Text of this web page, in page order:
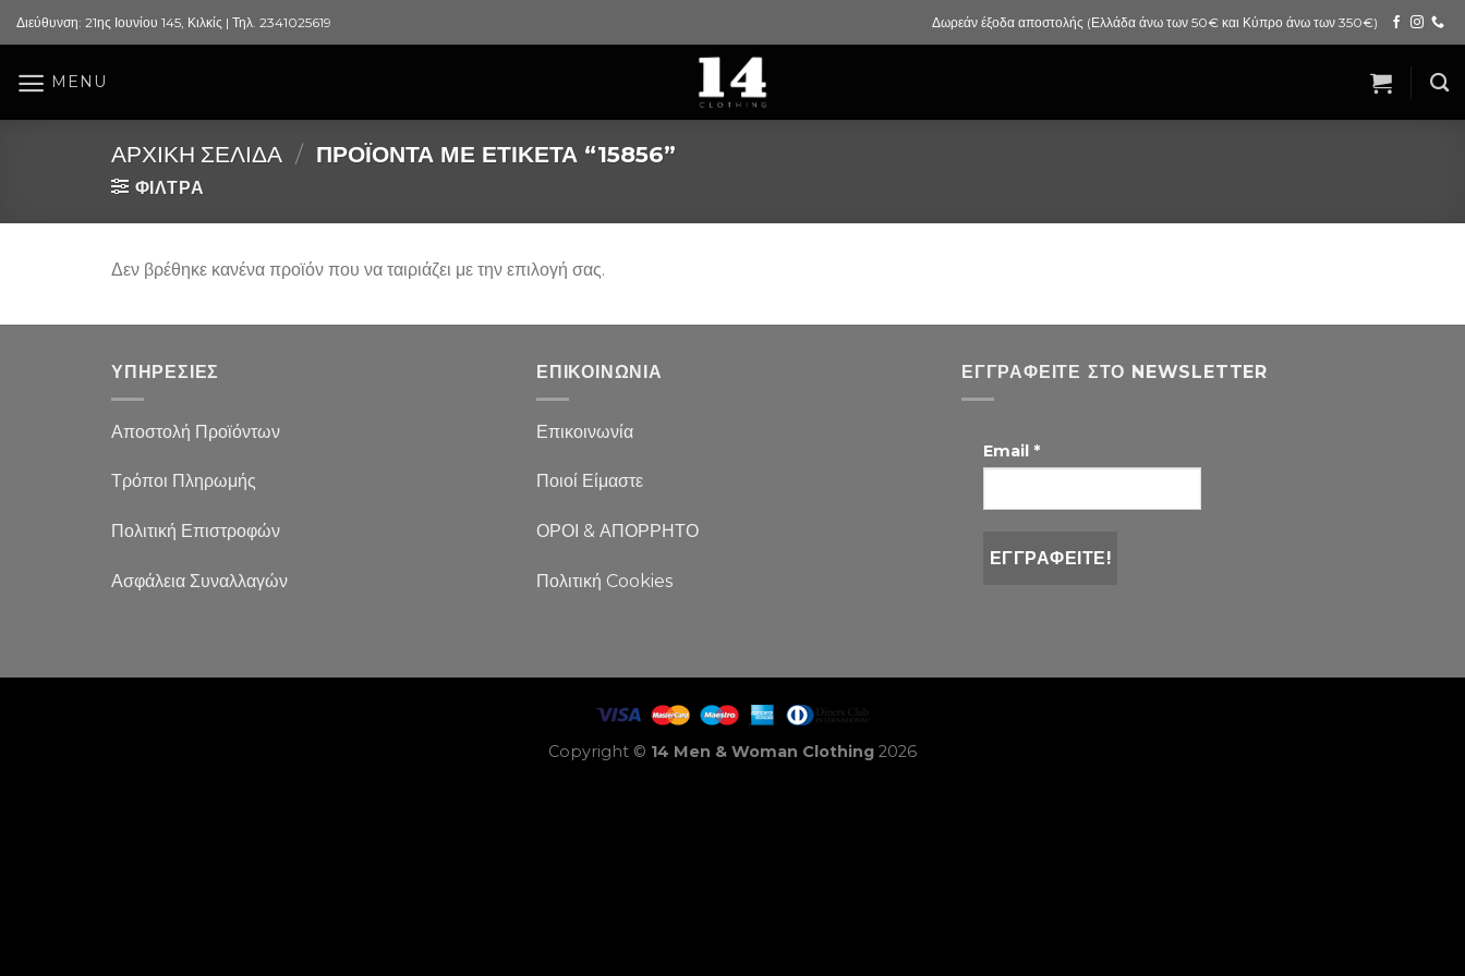
Skip
to
Διεύθυνση: 21ης Ιουνίου 145, Κιλκίς | Τηλ. 2341025619 Δωρεάν έξοδα αποστολής (Ελλάδα άνω των 50€ και Κύπρο άνω των 350€)
MENU
ΑΡΧΙΚΉ ΣΕΛΊΔΑ / ΠΡΟΪΌΝΤΑ ΜΕ ΕΤΙΚΈΤΑ “15856”
ΦΙΛΤΡΑ
Δεν βρέθηκε κανένα προϊόν που να ταιριάζει με την επιλογή σας.
ΥΠΗΡΕΣΙΕΣ
Αποστολή Προϊόντων
Τρόποι Πληρωμής
Πολιτική Επιστροφών
Ασφάλεια Συναλλαγών
ΕΠΙΚΟΙΝΩΝΙΑ
Επικοινωνία
Ποιοί Είμαστε
ΟΡΟΙ & ΑΠΟΡΡΗΤΟ
Πολιτική Cookies
ΕΓΓΡΑΦΕΊΤΕ ΣΤΟ NEWSLETTER
Email *
Copyright © 14 Men & Woman Clothing 2026